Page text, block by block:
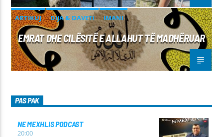
ARTIKUJ DIJA & DAVETI IMANI
EMRAT DHE CILËSITË E ALLAHUT TË MADHËRUAR
PAS PAK
NE MEXHLIS PODCAST
20:00